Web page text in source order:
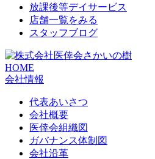
放課後等デイサービス
店舗一覧をみる
スタッフブログ
HOME
会社情報
代表あいさつ
会社概要
医倖会組織図
ガバナンス体制図
会社沿革